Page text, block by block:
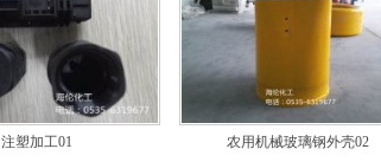
注塑加工01 农用机械玻璃钢外壳02